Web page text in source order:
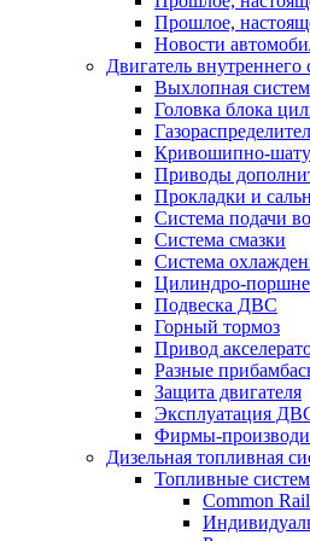
Прошлое,
Новости
Двигатель внутреннего
Выхлопная
Головка блока
Кривошипно-
Приводы
Прокладки и
Система подачи
Система смазки
Система
Цилиндро-
Подвеска ДВС
Горный тормоз
Привод
Разные
Защита двигателя
Эксплуатация
Фирмы-
Дизельная топливная
Топливные
Common Rail